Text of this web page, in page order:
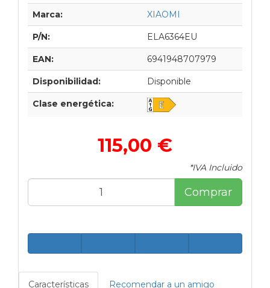
Marca: XIAOMI
P/N: ELA6364EU
EAN: 6941948707979
Disponibilidad: Disponible
Clase energética:
115,00 €
*IVA Incluido
Comprar
Características Recomendar a un amigo